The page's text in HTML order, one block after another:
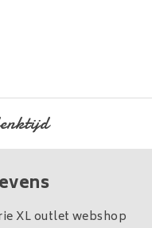
XL outlet webshop